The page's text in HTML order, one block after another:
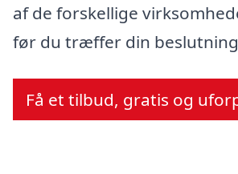
af de forskellige
før du træffer din
Få et tilbud, gratis og